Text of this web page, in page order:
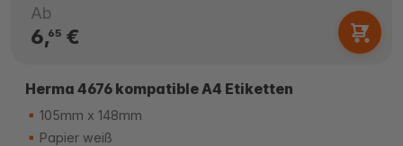
Ab
6,65€
Herma 4676 kompatible A4 Etiketten
105mm x 148mm
Papier weiß